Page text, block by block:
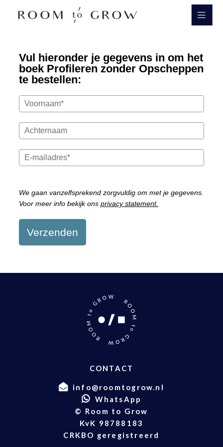
Vul hieronder je gegevens in om het
boek Profileren zonder Opscheppen
te bestellen:
We gaan vanzelfsprekend zorgvuldig om met je gegevens.
Voor meer info bekijk ons privacy statement.
Verzenden
CONTACT
info@roomtogrow.nl
WhatsApp
© Room to Grow
KvK 98788183
CRKBO geregistreerd